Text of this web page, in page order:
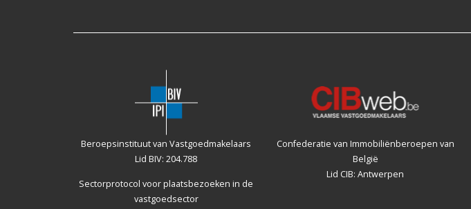
Beroepsinstituut van Vastgoedmakelaars
Lid BIV: 204.788
Sectorprotocol voor plaatsbezoeken in de
vastgoedsector
Confederatie van Immobiliënberoepen van
België
Lid CIB: Antwerpen